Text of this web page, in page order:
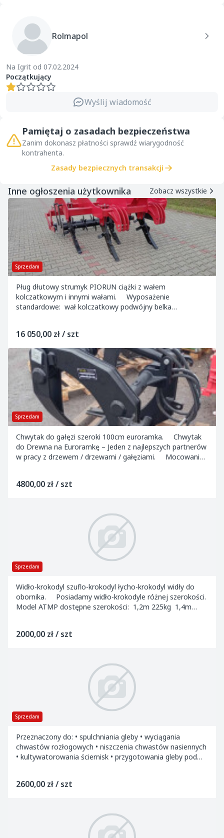
Rolmapol
Na Igrit od 07.02.2024
Początkujący
Wyślij wiadomość
Pamiętaj o zasadach bezpieczeństwa
Zanim dokonasz płatności sprawdź wiarygodność
kontrahenta.
Zasady bezpiecznych transakcji
Inne ogłoszenia użytkownika Zobacz wszystkie
Sprzedam
Pług dłutowy strumyk PIORUN ciążki z wałem
kolczatkowym i innymi wałami. Wyposażenie
standardowe: wał kolczatkowy podwójny belka
16 050,00 zł / szt
Sprzedam
Chwytak do gałęzi szeroki 100cm euroramka. Chwytak
do Drewna na Euroramkę – Jeden z najlepszych partnerów
w pracy z drzewem / drzewami / gałęziami. Mocowanie
4800,00 zł / szt
Sprzedam
Widło-krokodyl szuflo-krokodyl łycho-krokodyl widły do
obornika. Posiadamy widło-krokodyle różnej szerokości.
Model ATMP dostępne szerokości: 1,2m 225kg 1,4m
2000,00 zł / szt
Sprzedam
Przeznaczony do: • spulchniania gleby • wyciągania
chwastów rozłogowych • niszczenia chwastów nasiennych
• kultywatorowania ściernisk • przygotowania gleby pod
2600,00 zł / szt